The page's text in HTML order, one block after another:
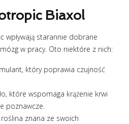
Biaxol
wpływają starannie dobrane
w pracy. Oto niektóre z nich:
który poprawia czujność
które wspomaga krążenie krwi
poznawcze.
znana ze swoich